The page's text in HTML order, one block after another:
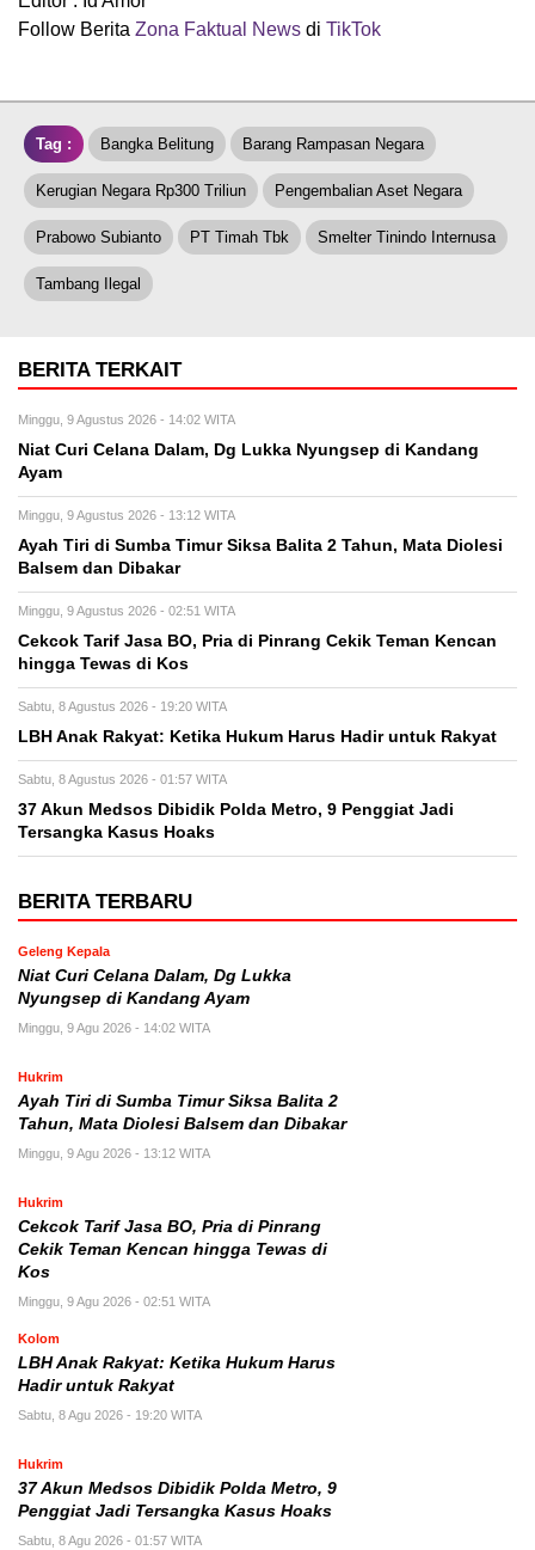
Follow Berita Zona Faktual News di TikTok
Tag : Bangka Belitung Barang Rampasan Negara
Kerugian Negara Rp300 Triliun Pengembalian Aset Negara
Prabowo Subianto PT Timah Tbk Smelter Tinindo Internusa
Tambang Ilegal
BERITA TERKAIT
Minggu, 9 Agustus 2026 - 14:02 WITA
Niat Curi Celana Dalam, Dg Lukka Nyungsep di Kandang
Ayam
Minggu, 9 Agustus 2026 - 13:12 WITA
Ayah Tiri di Sumba Timur Siksa Balita 2 Tahun, Mata Diolesi
Balsem dan Dibakar
Minggu, 9 Agustus 2026 - 02:51 WITA
Cekcok Tarif Jasa BO, Pria di Pinrang Cekik Teman Kencan
hingga Tewas di Kos
Sabtu, 8 Agustus 2026 - 19:20 WITA
LBH Anak Rakyat: Ketika Hukum Harus Hadir untuk Rakyat
Sabtu, 8 Agustus 2026 - 01:57 WITA
37 Akun Medsos Dibidik Polda Metro, 9 Penggiat Jadi
Tersangka Kasus Hoaks
BERITA TERBARU
Geleng Kepala
Niat Curi Celana Dalam, Dg Lukka
Nyungsep di Kandang Ayam
Minggu, 9 Agu 2026 - 14:02 WITA
Hukrim
Ayah Tiri di Sumba Timur Siksa Balita 2
Tahun, Mata Diolesi Balsem dan Dibakar
Minggu, 9 Agu 2026 - 13:12 WITA
Hukrim
Cekcok Tarif Jasa BO, Pria di Pinrang
Cekik Teman Kencan hingga Tewas di
Kos
Minggu, 9 Agu 2026 - 02:51 WITA
Kolom
LBH Anak Rakyat: Ketika Hukum Harus
Hadir untuk Rakyat
Sabtu, 8 Agu 2026 - 19:20 WITA
Hukrim
37 Akun Medsos Dibidik Polda Metro, 9
Penggiat Jadi Tersangka Kasus Hoaks
Sabtu, 8 Agu 2026 - 01:57 WITA